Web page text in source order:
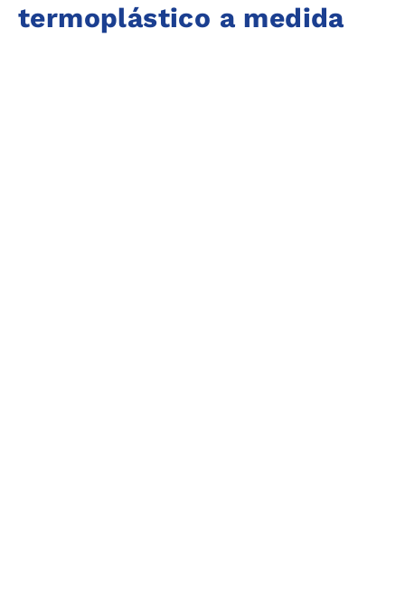
termoplástico a medida